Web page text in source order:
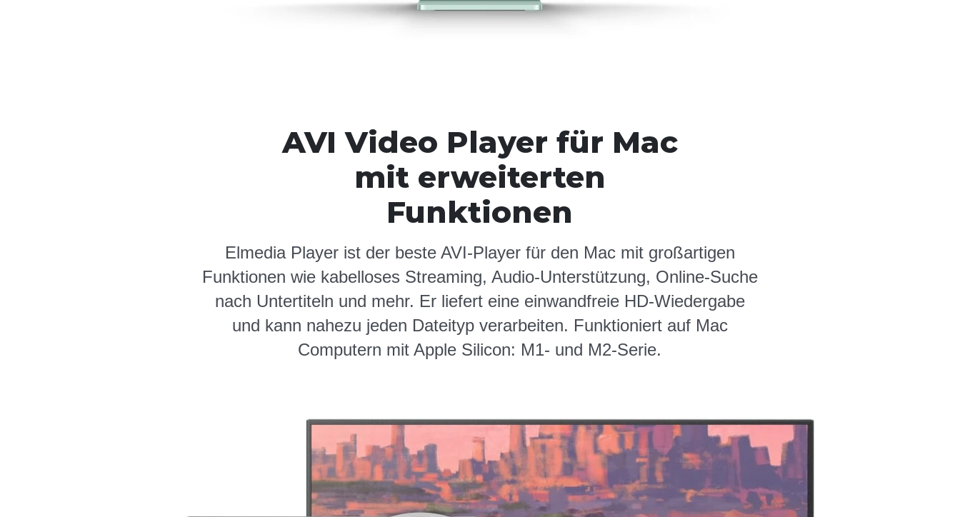
AVI Video Player für Mac
mit erweiterten
Funktionen
Elmedia Player ist der beste AVI-Player für den Mac mit großartigen
Funktionen wie kabelloses Streaming, Audio-Unterstützung, Online-Suche
nach Untertiteln und mehr. Er liefert eine einwandfreie HD-Wiedergabe
und kann nahezu jeden Dateityp verarbeiten. Funktioniert auf Mac
Computern mit Apple Silicon: M1- und M2-Serie.